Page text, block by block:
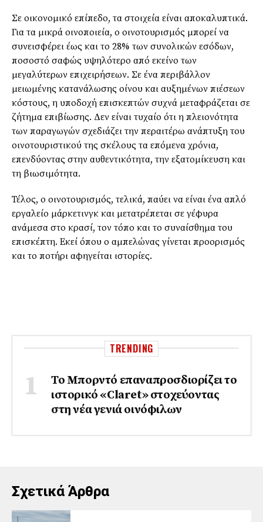
Σε οικονομικό επίπεδο, τα στοιχεία είναι αποκαλυπτικά.
Για τα μικρά οινοποιεία, ο οινοτουρισμός μπορεί να
συνεισφέρει έως και το 28% των συνολικών εσόδων,
ποσοστό σαφώς υψηλότερο από εκείνο των
μεγαλύτερων επιχειρήσεων. Σε ένα περιβάλλον
μειωμένης κατανάλωσης οίνου και αυξημένων πιέσεων
κόστους, η υποδοχή επισκεπτών συχνά μεταφράζεται σε
ζήτημα επιβίωσης. Δεν είναι τυχαίο ότι η πλειονότητα
των παραγωγών σχεδιάζει την περαιτέρω ανάπτυξη του
οινοτουριστικού της σκέλους τα επόμενα χρόνια,
επενδύοντας στην αυθεντικότητα, την εξατομίκευση και
τη βιωσιμότητα.
Τέλος, ο οινοτουρισμός, τελικά, παύει να είναι ένα απλό
εργαλείο μάρκετινγκ και μετατρέπεται σε γέφυρα
ανάμεσα στο κρασί, τον τόπο και το συναίσθημα του
επισκέπτη. Εκεί όπου ο αμπελώνας γίνεται προορισμός
και το ποτήρι αφηγείται ιστορίες.
TRENDING
Το Μπορντό επαναπροσδιορίζει το
ιστορικό «Claret» στοχεύοντας
στη νέα γενιά οινόφιλων
Σχετικά Άρθρα